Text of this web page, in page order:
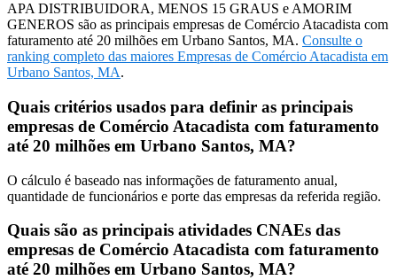
APA DISTRIBUIDORA, MENOS 15 GRAUS e AMORIM
GENEROS são as principais empresas de Comércio Atacadista com
faturamento até 20 milhões em Urbano Santos, MA. Consulte o
ranking completo das maiores Empresas de Comércio Atacadista em
Urbano Santos, MA.
Quais critérios usados para definir as principais
empresas de Comércio Atacadista com faturamento
até 20 milhões em Urbano Santos, MA?
O cálculo é baseado nas informações de faturamento anual,
quantidade de funcionários e porte das empresas da referida região.
Quais são as principais atividades CNAEs das
empresas de Comércio Atacadista com faturamento
até 20 milhões em Urbano Santos, MA?